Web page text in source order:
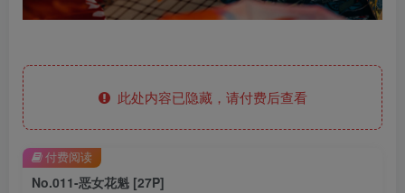
此处内容已隐藏，请付费后查看
No.011-恶女花魁 [27P]
付费阅读